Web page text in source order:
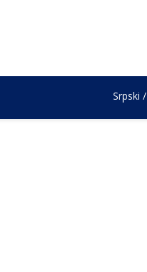
Srpski /